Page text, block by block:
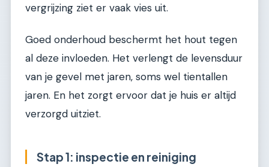
vergrijzing ziet er vaak vies uit.
Goed onderhoud beschermt het hout tegen
al deze invloeden. Het verlengt de levensduur
van je gevel met jaren, soms wel tientallen
jaren. En het zorgt ervoor dat je huis er altijd
verzorgd uitziet.
Stap 1: inspectie en reiniging